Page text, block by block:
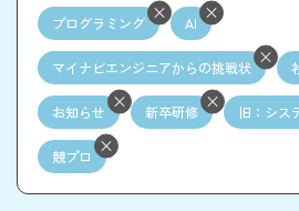
プログラミング AI
マイナビエンジニアからの挑戦状
お知らせ 新卒研修 旧：シス
競プロ